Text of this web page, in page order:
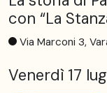
con “La
Via Marconi 3,
Venerdì 17